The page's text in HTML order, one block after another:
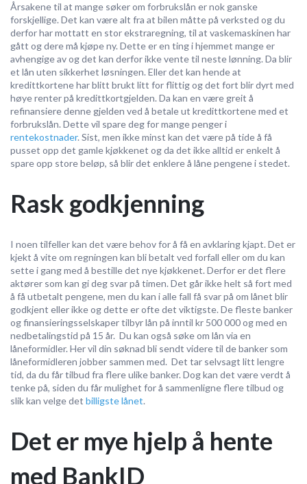
Årsakene til at mange søker om forbrukslån er nok ganske
forskjellige. Det kan være alt fra at bilen måtte på verksted og du
derfor har mottatt en stor ekstraregning, til at vaskemaskinen har
gått og dere må kjøpe ny. Dette er en ting i hjemmet mange er
avhengige av og det kan derfor ikke vente til neste lønning. Da blir
et lån uten sikkerhet løsningen. Eller det kan hende at
kredittkortene har blitt brukt litt for flittig og det fort blir dyrt med
høye renter på kredittkortgjelden. Da kan en være greit å
refinansiere denne gjelden ved å betale ut kredittkortene med et
forbrukslån. Dette vil spare deg for mange penger i
rentekostnader. Sist, men ikke minst kan det være på tide å få
pusset opp det gamle kjøkkenet og da det ikke alltid er enkelt å
spare opp store beløp, så blir det enklere å låne pengene i stedet.
Rask godkjenning
I noen tilfeller kan det være behov for å få en avklaring kjapt. Det er
kjekt å vite om regningen kan bli betalt ved forfall eller om du kan
sette i gang med å bestille det nye kjøkkenet. Derfor er det flere
aktører som kan gi deg svar på timen. Det går ikke helt så fort med
å få utbetalt pengene, men du kan i alle fall få svar på om lånet blir
godkjent eller ikke og dette er ofte det viktigste. De fleste banker
og finansieringsselskaper tilbyr lån på inntil kr 500 000 og med en
nedbetalingstid på 15 år. Du kan også søke om lån via en
låneformidler. Her vil din søknad bli sendt videre til de banker som
låneformidleren jobber sammen med. Det tar selvsagt litt lengre
tid, da du får tilbud fra flere ulike banker. Dog kan det være verdt å
tenke på, siden du får mulighet for å sammenligne flere tilbud og
slik kan velge det billigste lånet.
Det er mye hjelp å hente
med BankID